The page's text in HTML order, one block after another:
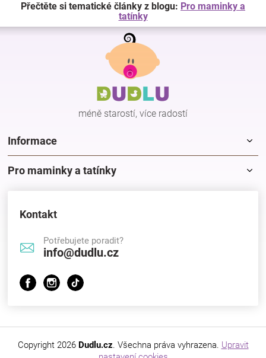
Přečtěte si tematické články z blogu: Pro maminky a
tatínky
Z
méně starostí, více radostí
Informace
Pro maminky a tatínky
Kontakt
Potřebujete poradit?
info@dudlu.cz
Copyright 2026 Dudlu.cz. Všechna práva vyhrazena. Upravit